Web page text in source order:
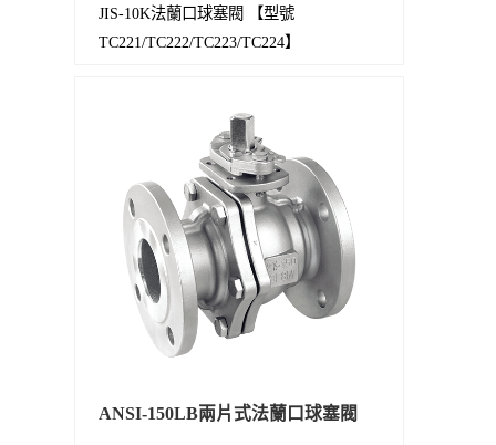
JIS-10K法蘭口球塞閥 【型號
TC221/TC222/TC223/TC224】
ANSI-150LB兩片式法蘭口球塞閥